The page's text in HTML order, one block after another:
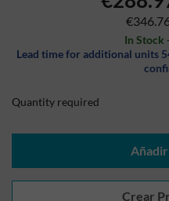
In Stock
Lead time for additional units
Quantity required
Añadir